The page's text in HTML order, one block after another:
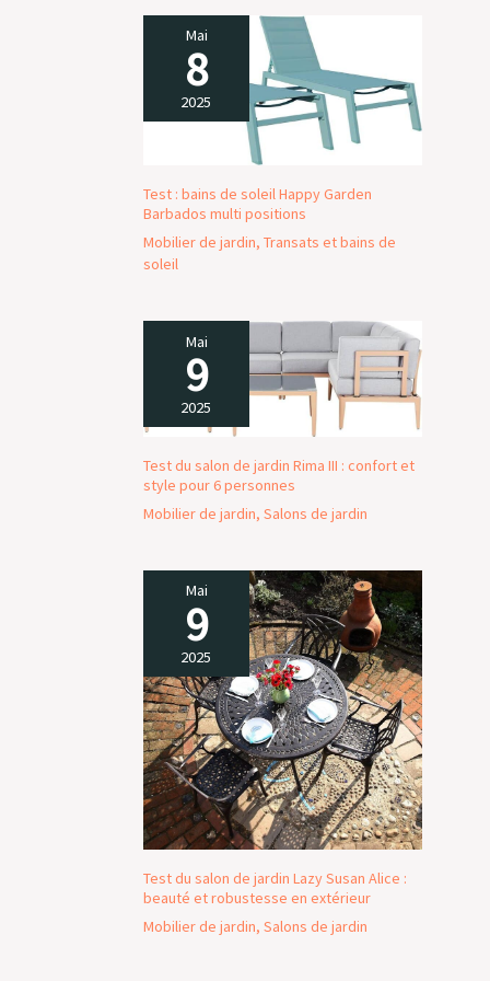
Mai
8
2025
Test : bains de soleil Happy Garden
Barbados multi positions
Mobilier de jardin, Transats et bains de
soleil
Mai
9
2025
Test du salon de jardin Rima III : confort et
style pour 6 personnes
Mobilier de jardin, Salons de jardin
Mai
9
2025
Test du salon de jardin Lazy Susan Alice :
beauté et robustesse en extérieur
Mobilier de jardin, Salons de jardin